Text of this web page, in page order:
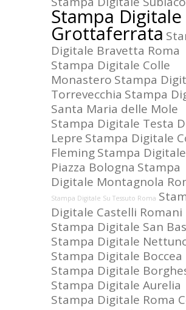
Stampa Digitale
Grottaferrata
Digitale Bravetta Roma
Stampa Digitale Colle
Monastero Stampa
Torrevecchia Stampa
Santa Maria delle Mole
Stampa Digitale Testa
Lepre Stampa Digitale
FlemingStampa Digitale
Piazza Bologna Stampa
Digitale Montagnola
Stampa Digitale Su Tessuto Roma
Digitale Castelli Romani
Stampa Digitale San
Stampa Digitale
Stampa Digitale Boccea
Stampa Digitale
Stampa Digitale Aurelia
Stampa Digitale Roma